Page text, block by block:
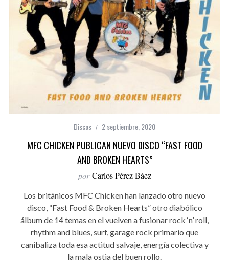
Discos 2 septiembre, 2020
MFC CHICKEN PUBLICAN NUEVO DISCO “FAST FOOD
AND BROKEN HEARTS”
por Carlos Pérez Báez
Los británicos MFC Chicken han lanzado otro nuevo
disco, “Fast Food & Broken Hearts” otro diabólico
álbum de 14 temas en el vuelven a fusionar rock ‘n’ roll,
rhythm and blues, surf, garage rock primario que
canibaliza toda esa actitud salvaje, energía colectiva y
la mala ostia del buen rollo.